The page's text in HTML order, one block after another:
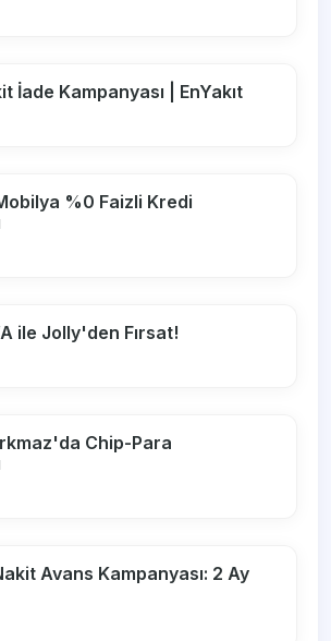
İade Kampanyası | EnYakıt
%0 Faizli Kredi
ile Jolly'den Fırsat!
Chip-Para
Avans Kampanyası: 2 Ay